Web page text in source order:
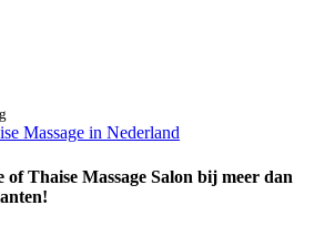
Massage in Nederland
Thaise Massage Salon bij meer dan